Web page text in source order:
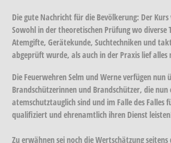
Die gute Nachricht für die Bevölkerung: Der
Sowohl in der theoretischen Prüfung wo diverse
Atemgifte, Gerätekunde, Suchtechniken und
abgeprüft wurde, als auch in der Praxis lief alles
Die Feuerwehren Selm und Werne verfügen nun
Brandschützerinnen und Brandschützer, die
atemschutztauglich sind und im Falle des Falles
qualifiziert und ehrenamtlich ihren Dienst
Zu erwähnen sei noch die Wertschätzung